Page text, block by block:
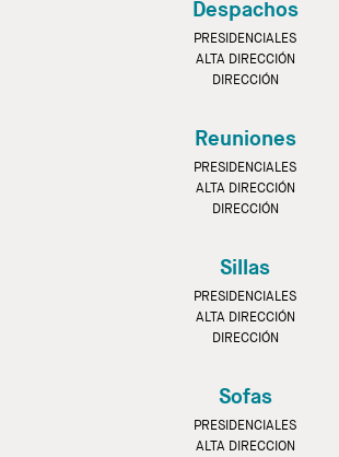
Despachos
PRESIDENCIALES
ALTA DIRECCIÓN
DIRECCIÓN
Reuniones
PRESIDENCIALES
ALTA DIRECCIÓN
DIRECCIÓN
Sillas
PRESIDENCIALES
ALTA DIRECCIÓN
DIRECCIÓN
Sofas
PRESIDENCIALES
ALTA DIRECCION